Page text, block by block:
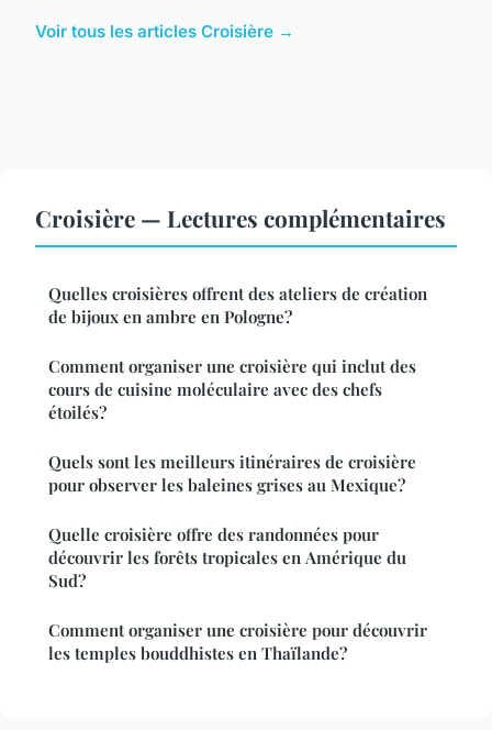
Voir tous les articles Croisière →
Croisière — Lectures complémentaires
Quelles croisières offrent des ateliers de création
de bijoux en ambre en Pologne?
Comment organiser une croisière qui inclut des
cours de cuisine moléculaire avec des chefs
étoilés?
Quels sont les meilleurs itinéraires de croisière
pour observer les baleines grises au Mexique?
Quelle croisière offre des randonnées pour
découvrir les forêts tropicales en Amérique du
Sud?
Comment organiser une croisière pour découvrir
les temples bouddhistes en Thaïlande?